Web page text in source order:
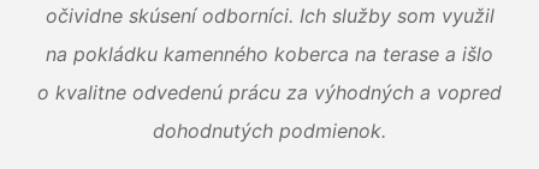
očividne skúsení odborníci. Ich služby som využil
na pokládku kamenného koberca na terase a išlo
o kvalitne odvedenú prácu za výhodných a vopred
dohodnutých podmienok.